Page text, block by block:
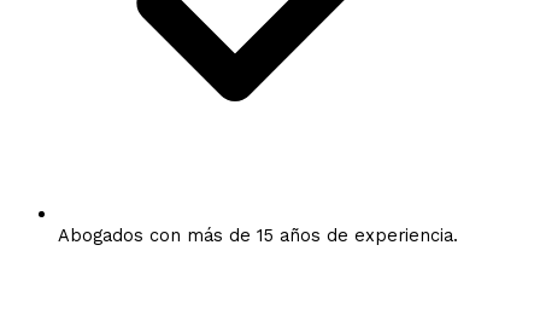
Abogados con más de 15 años de experiencia.